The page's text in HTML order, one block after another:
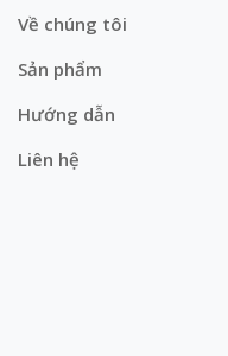
Về chúng tôi
Sản phẩm
Hướng dẫn
Liên hệ